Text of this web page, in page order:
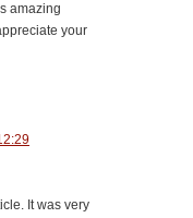
amazing
your
It was very